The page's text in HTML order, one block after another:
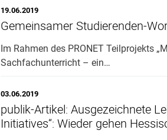
19.06.2019
Gemeinsamer Studierenden-
Im Rahmen des PRONET Teilprojekts
Sachfachunterricht – ein…
03.06.2019
publik-Artikel: Ausgezeichnete
Initiatives“: Wieder gehen